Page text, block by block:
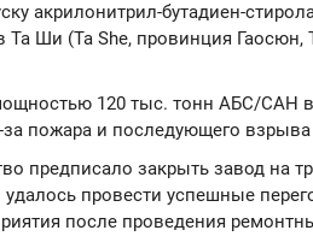
акрилонитрил-бутадиен-
Ши (Ta She, провинция Гаосюн,
120 тыс. тонн АБС/САН
за пожара и последующего
предписало закрыть завод на
провести успешные
после проведения